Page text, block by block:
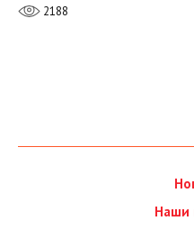
2188
Наши